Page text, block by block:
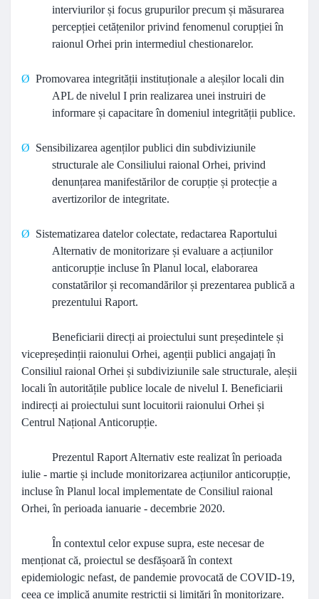
interviurilor și focus grupurilor precum și măsurarea
percepției cetățenilor privind fenomenul corupției în
raionul Orhei prin intermediul chestionarelor.
Ø Promovarea integrității instituționale a aleșilor locali din
APL de nivelul I prin realizarea unei instruiri de
informare și capacitare în domeniul integrității publice.
Ø Sensibilizarea agenților publici din subdiviziunile
structurale ale Consiliului raional Orhei, privind
denunțarea manifestărilor de corupție și protecție a
avertizorilor de integritate.
Ø Sistematizarea datelor colectate, redactarea Raportului
Alternativ de monitorizare și evaluare a acțiunilor
anticorupție incluse în Planul local, elaborarea
constatărilor și recomandărilor și prezentarea publică a
prezentului Raport.
Beneficiarii direcți ai proiectului sunt președintele și
vicepreședinții raionului Orhei, agenții publici angajați în
Consiliul raional Orhei și subdiviziunile sale structurale, aleșii
locali în autoritățile publice locale de nivelul I. Beneficiarii
indirecți ai proiectului sunt locuitorii raionului Orhei și
Centrul Național Anticorupție.
Prezentul Raport Alternativ este realizat în perioada
iulie - martie și include monitorizarea acțiunilor anticorupție,
incluse în Planul local implementate de Consiliul raional
Orhei, în perioada ianuarie - decembrie 2020.
În contextul celor expuse supra, este necesar de
menționat că, proiectul se desfășoară în context
epidemiologic nefast, de pandemie provocată de COVID-19,
ceea ce implică anumite restricții și limitări în monitorizare.